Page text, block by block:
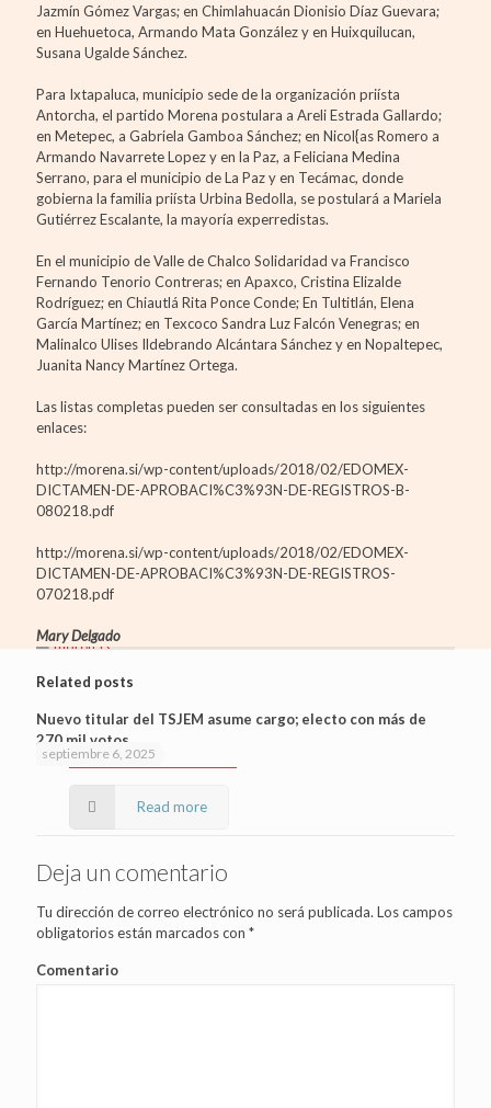
Jazmín Gómez Vargas; en Chimlahuacán Dionisio Díaz Guevara;
en Huehuetoca, Armando Mata González y en Huixquilucan,
Susana Ugalde Sánchez.
Para Ixtapaluca, municipio sede de la organización priísta
Antorcha, el partido Morena postulara a Areli Estrada Gallardo;
en Metepec, a Gabriela Gamboa Sánchez; en Nicol{as Romero a
Armando Navarrete Lopez y en la Paz, a Feliciana Medina
Serrano, para el municipio de La Paz y en Tecámac, donde
gobierna la familia priísta Urbina Bedolla, se postulará a Mariela
Gutiérrez Escalante, la mayoría experredistas.
En el municipio de Valle de Chalco Solidaridad va Francisco
Fernando Tenorio Contreras; en Apaxco, Cristina Elizalde
Rodríguez; en Chiautlá Rita Ponce Conde; En Tultitlán, Elena
García Martínez; en Texcoco Sandra Luz Falcón Venegras; en
Malinalco Ulises Ildebrando Alcántara Sánchez y en Nopaltepec,
Juanita Nancy Martínez Ortega.
Las listas completas pueden ser consultadas en los siguientes
enlaces:
http://morena.si/wp-content/uploads/2018/02/EDOMEX-
DICTAMEN-DE-APROBACI%C3%93N-DE-REGISTROS-B-
080218.pdf
http://morena.si/wp-content/uploads/2018/02/EDOMEX-
DICTAMEN-DE-APROBACI%C3%93N-DE-REGISTROS-
070218.pdf
Mary Delgado
Related posts
septiembre 6, 2025
Nuevo titular del TSJEM asume cargo; electo con más de
270 mil votos
Read more
Deja un comentario
Tu dirección de correo electrónico no será publicada. Los campos
obligatorios están marcados con *
Comentario